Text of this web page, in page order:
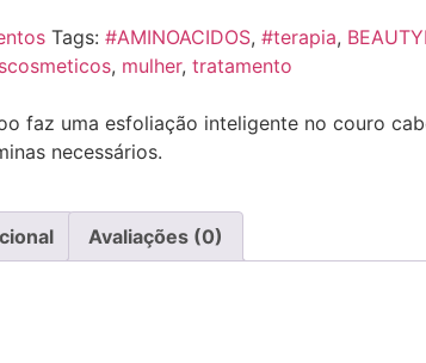
Tags: #AMINOACIDOS, #terapia,
, mulher, tratamento
faz uma esfoliação inteligente no couro
necessários.
Avaliações (0)